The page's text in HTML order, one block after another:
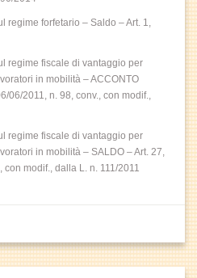
regime forfetario – Saldo – Art. 1,
regime fiscale di vantaggio per
in mobilità – ACCONTO
06/2011, n. 98, conv., con modif.,
regime fiscale di vantaggio per
in mobilità – SALDO – Art. 27,
con modif., dalla L. n. 111/2011